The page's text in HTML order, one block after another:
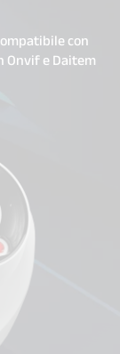
con
e Daitem